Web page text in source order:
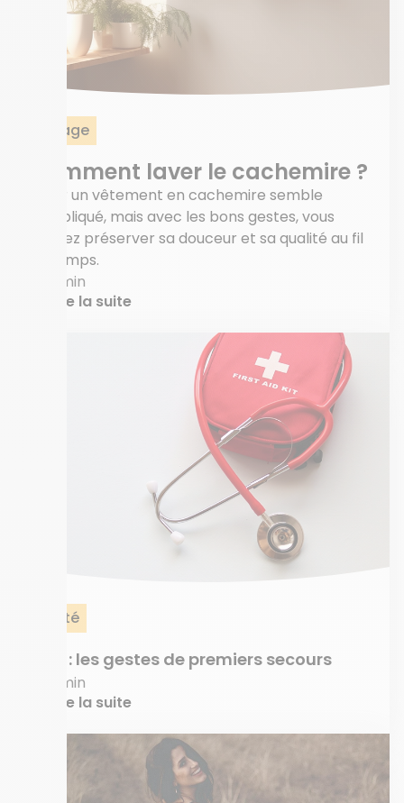
Lavage
Comment laver le cachemire ?
Laver un vêtement en cachemire semble
compliqué, mais avec les bons gestes, vous
pouvez préserver sa douceur et sa qualité au fil
du temps.
6 min
Lire la suite
Santé
AVC : les gestes de premiers secours
7 min
Lire la suite